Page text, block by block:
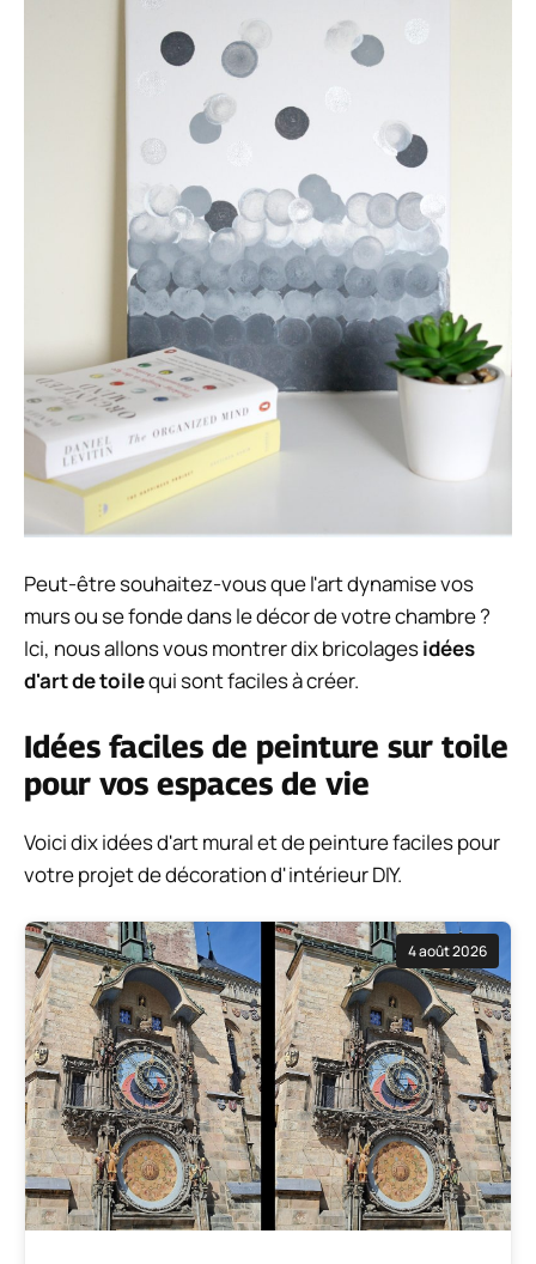
Peut-être souhaitez-vous que l'art dynamise vos
murs ou se fonde dans le décor de votre chambre ?
Ici, nous allons vous montrer dix bricolagesidées
d'art de toilequi sont faciles à créer.
Idées faciles de peinture sur toile
pour vos espaces de vie
Voici dix idées d'art mural et de peinture faciles pour
votre projet de décoration d'intérieur DIY.
4 août 2026